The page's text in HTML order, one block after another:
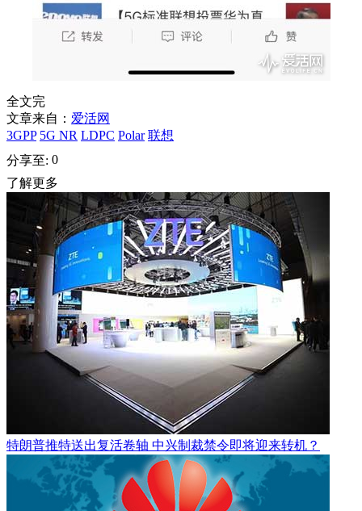
全文完
文章来自： 爱活网
3GPP 5G NR LDPC Polar 联想
分享至: 0
了解更多
特朗普推特送出复活卷轴 中兴制裁禁令即将迎来转机？